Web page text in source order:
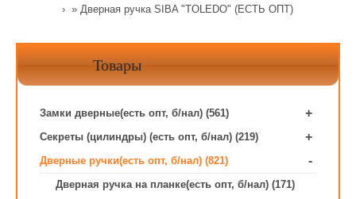
» Дверная ручка SIBA "TOLEDO" (ЕСТЬ ОПТ)
Товары
Замки дверные(есть опт, б/нал) (561) +
Секреты (цилиндры) (есть опт, б/нал) (219) +
Дверные ручки(есть опт, б/нал) (821) -
Дверная ручка на планке(есть опт, б/нал) (171)